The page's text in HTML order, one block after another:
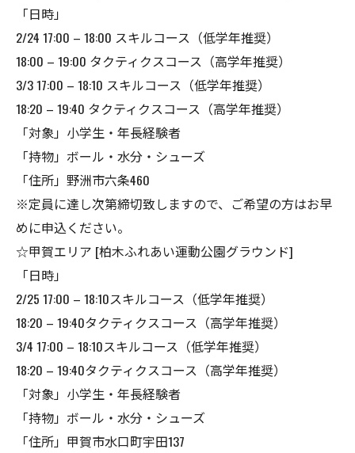
「日時」
2/24 17:00 – 18:00 スキルコース（低学年推奨）
18:00 – 19:00 タクティクスコース（高学年推奨）
3/3 17:00 – 18:10 スキルコース（低学年推奨）
18:20 – 19:40 タクティクスコース（高学年推奨）
「対象」小学生・年長経験者
「持物」ボール・水分・シューズ
「住所」野洲市六条460
※定員に達し次第締切致しますので、ご希望の方はお早
めに申込ください。
☆甲賀エリア [柏木ふれあい運動公園グラウンド]
「日時」
2/25 17:00 – 18:10スキルコース（低学年推奨）
18:20 – 19:40タクティクスコース（高学年推奨）
3/4 17:00 – 18:10スキルコース（低学年推奨）
18:20 – 19:40タクティクスコース（高学年推奨）
「対象」小学生・年長経験者
「持物」ボール・水分・シューズ
「住所」甲賀市水口町宇田137